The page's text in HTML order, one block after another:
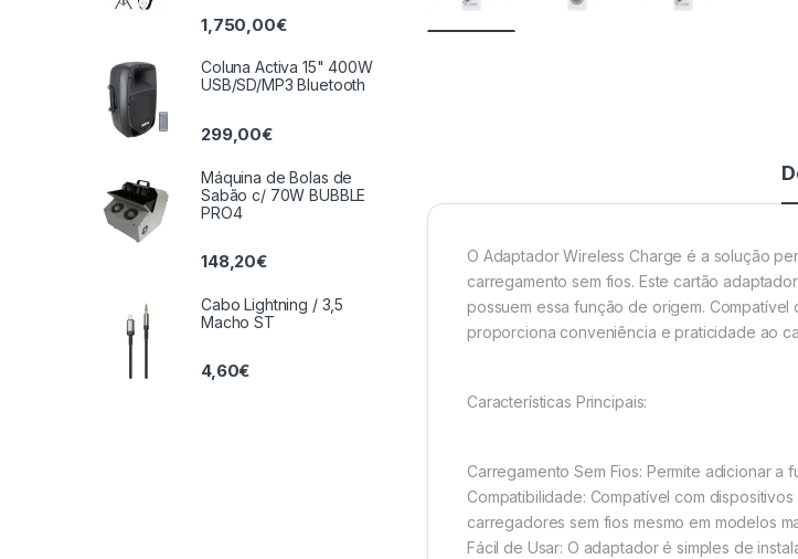
O Adaptador Wireless Charge é a solução
carregamento sem fios. Este cartão
possuem essa função de origem. Compatível
proporciona conveniência e praticidade ao
Características Principais:
Carregamento Sem Fios: Permite adicionar
Compatibilidade: Compatível com
carregadores sem fios mesmo em modelos
Fácil de Usar: O adaptador é simples de
1,750,00€
Coluna Activa 15" 400W
USB/SD/MP3 Bluetooth
299,00€
Máquina de Bolas de
Sabão c/ 70W BUBBLE
PRO4
148,20€
Cabo Lightning / 3,5
Macho ST
4,60€